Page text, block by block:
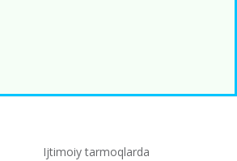
Ijtimoiy tarmoqlarda